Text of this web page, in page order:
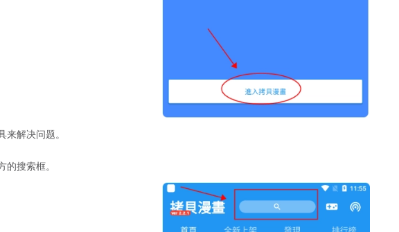
解决问题。
搜索框。